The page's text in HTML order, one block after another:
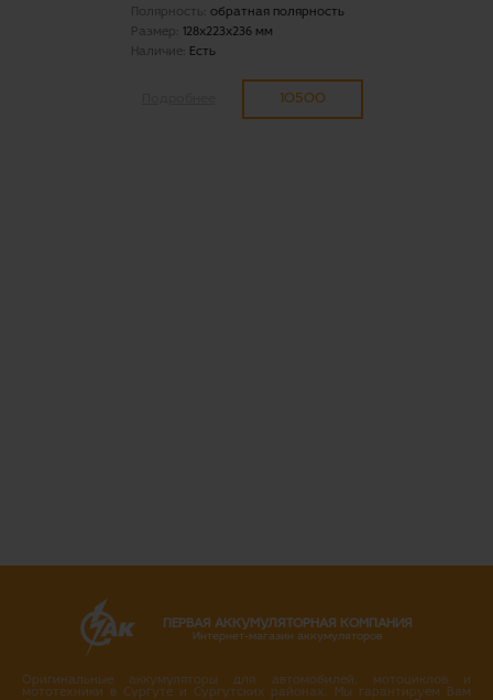
Полярность: обратная полярность
Размер: 128x223x236 мм
Наличие:
Есть
10500
ПЕРВАЯ АККУМУЛЯТОРНАЯ КОМПАНИЯ
Интернет-магазин аккумуляторов
Оригинальные аккумуляторы для автомобилей, мотоциклов и
мототехники в Сургуте и Сургутских районах. Мы гарантируем Вам